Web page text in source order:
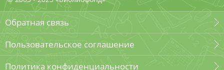
Обратная связь
Пользовательское соглашение
Политика конфиденциальности